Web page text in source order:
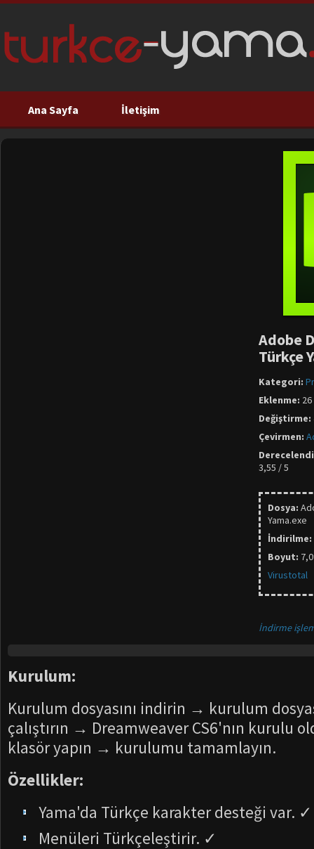
Ana Sayfa İletişim
Adobe
Türkçe
Kategori:
Eklenme:
Değiştirme:
Çevirmen:
3,55 / 5
Dosya:
Yama.exe
İndirilme:
Boyut:
Virustotal
İndirme
Kurulum:
Kurulum dosyasını indirin → kurulum
çalıştırın → Dreamweaver CS6'nın kurulu
klasör yapın → kurulumu tamamlayın.
Özellikler:
Yama'da Türkçe karakter desteği var. ✓
Menüleri Türkçeleştirir. ✓